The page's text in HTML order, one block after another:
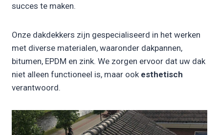
succes te maken.
Onze dakdekkers zijn gespecialiseerd in het werken
met diverse materialen, waaronder dakpannen,
bitumen, EPDM en zink. We zorgen ervoor dat uw dak
niet alleen functioneel is, maar ook esthetisch
verantwoord.